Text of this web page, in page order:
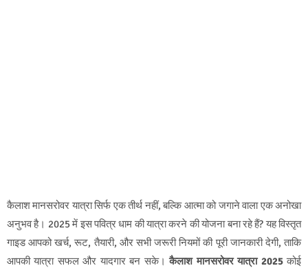
कैलाश मानसरोवर यात्रा सिर्फ एक तीर्थ नहीं, बल्कि आत्मा को जगाने वाला एक अनोखा
अनुभव है। 2025 में इस पवित्र धाम की यात्रा करने की योजना बना रहे हैं? यह विस्तृत
गाइड आपको खर्च, रूट, तैयारी, और सभी जरूरी नियमों की पूरी जानकारी देगी, ताकि
आपकी यात्रा सफल और यादगार बन सके।कैलाश मानसरोवर यात्रा 2025कोई